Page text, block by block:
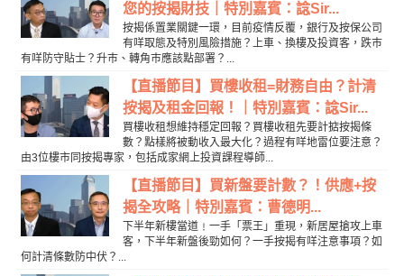
您的按揭財技｜特別嘉賓：諗Sir...
按揭係置業關鍵一環，目前疫情反覆，銀行及按保公司
有咩取態及特別風險措施？上車、換樓及投資客，跌巿
有咩防守貼士？升巿、轉角巿應該點部署？...
【直播節目】買樓收租=財務自由？計清
按揭及租金回報！｜特別嘉賓：諗Sir...
買樓收租想維持穩定回報？買樓收租先要計掂按揭條
數？點樣將被動收入最大化？過程有咩地雷位要注意？
由3位樓市同按揭專家，包括成家網上投資課程導師...
【直播節目】買新盤要計數？！供應+按
揭全攻略｜特別嘉賓：曹德明...
下半年新樓當道﹗一手「票王」重現，新居屋搶攻上車
客，下半年新盤後勁如何？一手按揭有咩注意事項？如
何計清條數防中伏？...